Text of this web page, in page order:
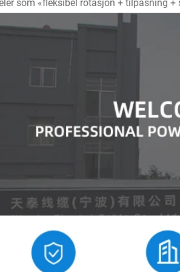
som «fleksibel rotasjon + tilpasning +